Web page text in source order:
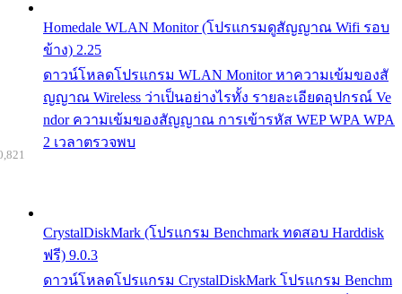
Homedale WLAN Monitor (โปรแกรมดูสัญญาณ Wifi รอบ
ข้าง) 2.25
ดาวน์โหลดโปรแกรม WLAN Monitor หาความเข้มของสั
ญญาณ Wireless ว่าเป็นอย่างไรทั้ง รายละเอียดอุปกรณ์ Ve
ndor ความเข้มของสัญญาณ การเข้ารหัส WEP WPA WPA
2 เวลาตรวจพบ
CrystalDiskMark (โปรแกรม Benchmark ทดสอบ Harddisk
ฟรี) 9.0.3
ดาวน์โหลดโปรแกรม CrystalDiskMark โปรแกรม Benchm